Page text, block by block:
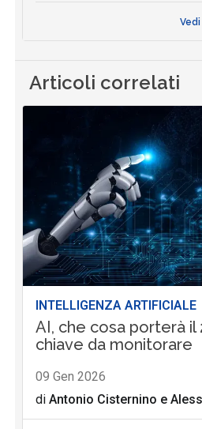
Articoli correlati
INTELLIGENZA ARTIFICIALE
AI, che cosa porterà il
chiave da monitorare
09 Gen 2026
di Antonio Cisternino e